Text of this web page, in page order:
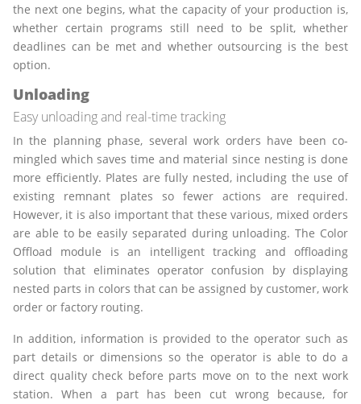
the next one begins, what the capacity of your production is,
whether certain programs still need to be split, whether
deadlines can be met and whether outsourcing is the best
option.
Unloading
Easy unloading and real-time tracking
In the planning phase, several work orders have been co-
mingled which saves time and material since nesting is done
more efficiently. Plates are fully nested, including the use of
existing remnant plates so fewer actions are required.
However, it is also important that these various, mixed orders
are able to be easily separated during unloading. The Color
Offload module is an intelligent tracking and offloading
solution that eliminates operator confusion by displaying
nested parts in colors that can be assigned by customer, work
order or factory routing.
In addition, information is provided to the operator such as
part details or dimensions so the operator is able to do a
direct quality check before parts move on to the next work
station. When a part has been cut wrong because, for